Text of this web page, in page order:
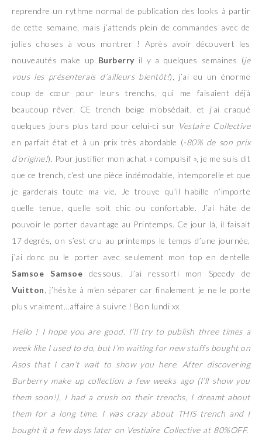
reprendre un rythme normal de publication des looks à partir
de cette semaine, mais j’attends plein de commandes avec de
jolies choses à vous montrer ! Après avoir découvert les
nouveautés make up Burberryil y a quelques semaines (je
vous les présenterais d’ailleurs bientôt!), j’ai eu un énorme
coup de cœur pour leurs trenchs, qui me faisaient déjà
beaucoup rêver. CE trench beige m’obsédait, et j’ai craqué
quelques jours plus tard pour celui-ci sur Vestaire Collective
en parfait état et à un prix très abordable (-80% de son prix
d’origine!). Pour justifier mon achat « compulsif », je me suis dit
que ce trench, c’est une pièce indémodable, intemporelle et que
je garderais toute ma vie. Je trouve qu’il habille n’importe
quelle tenue, quelle soit chic ou confortable. J’ai hâte de
pouvoir le porter davantage au Printemps. Ce jour là, il faisait
17 degrés, on s’est cru au printemps le temps d’une journée,
j’ai donc pu le porter avec seulement mon top en dentelle
Samsoe Samsoe dessous. J’ai ressorti mon Speedy de
Vuitton , j’hésite à m’en séparer car finalement je ne le porte
plus vraiment…affaire à suivre ! Bon lundi xx
Hello ! I hope you are good. I’ll try to publish three times a
week like I used to do, but I’m waiting for new stuffs bought on
Asos that I can’t wait to show you here. After discovering
Burberry make up collection a few weeks ago (I’ll show you
them soon!), I had a crush on their trenchs, I dreamt about
them for a long time. I was crazy about THIS trench and I
bought it a few days later on Vestiaire Collective at 80%OFF.